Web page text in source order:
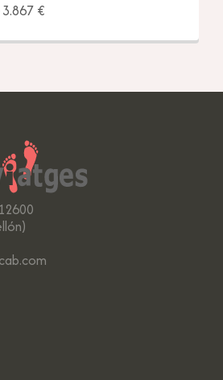
€